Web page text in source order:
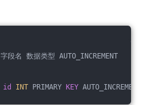
字段名 数据类型 AUTO_INCREMENT
id INT PRIMARY KEY AUTO_INCREMENT